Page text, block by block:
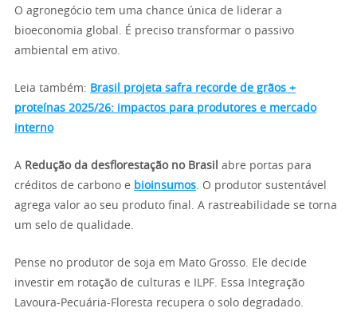
O agronegócio tem uma chance única de liderar a
bioeconomia global. É preciso transformar o passivo
ambiental em ativo.
Leia também: Brasil projeta safra recorde de grãos +
proteínas 2025/26: impactos para produtores e mercado
interno
A Redução da desflorestação no Brasil
abre portas para
créditos de carbono e bioinsumos. O produtor sustentável
agrega valor ao seu produto final. A rastreabilidade se torna
um selo de qualidade.
Pense no produtor de soja em Mato Grosso. Ele decide
investir em rotação de culturas e ILPF. Essa Integração
Lavoura-Pecuária-Floresta recupera o solo degradado.